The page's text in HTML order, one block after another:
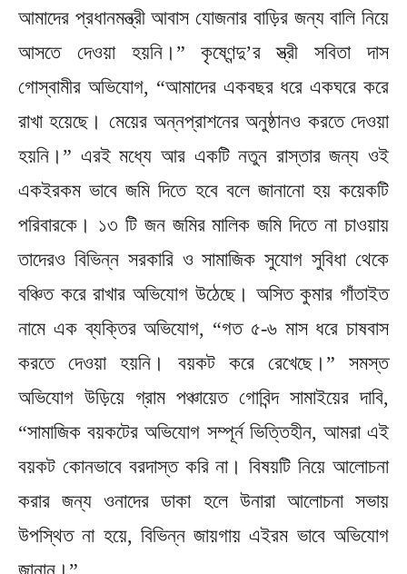
আমাদের প্রধানমন্ত্রী আবাস যোজনার বাড়ির জন্য বালি নিয়ে
আসতে দেওয়া হয়নি।” কৃষ্ণেন্দু’র স্ত্রী সবিতা দাস
গোস্বামীর অভিযোগ, “আমাদের একবছর ধরে একঘরে করে
রাখা হয়েছে। মেয়ের অন্নপ্রাশনের অনুষ্ঠানও করতে দেওয়া
হয়নি।” এরই মধ্যে আর একটি নতুন রাস্তার জন্য ওই
একইরকম ভাবে জমি দিতে হবে বলে জানানো হয় কয়েকটি
পরিবারকে। ১৩ টি জন জমির মালিক জমি দিতে না চাওয়ায়
তাদেরও বিভিন্ন সরকারি ও সামাজিক সুযোগ সুবিধা থেকে
বঞ্চিত করে রাখার অভিযোগ উঠেছে। অসিত কুমার গাঁতাইত
নামে এক ব্যক্তির অভিযোগ, “গত ৫-৬ মাস ধরে চাষবাস
করতে দেওয়া হয়নি। বয়কট করে রেখেছে।” সমস্ত
অভিযোগ উড়িয়ে গ্রাম পঞ্চায়েত গোবিন্দ সামাইয়ের দাবি,
“সামাজিক বয়কটের অভিযোগ সম্পূর্ন ভিত্তিহীন, আমরা এই
বয়কট কোনভাবে বরদাস্ত করি না। বিষয়টি নিয়ে আলোচনা
করার জন্য ওনাদের ডাকা হলে উনারা আলোচনা সভায়
উপস্থিত না হয়ে, বিভিন্ন জায়গায় এইরম ভাবে অভিযোগ